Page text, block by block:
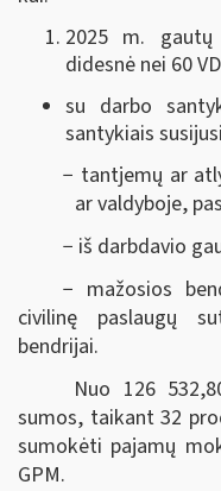
2025 m.
didesnė nei 60
su darbo
santykiais
− tantjemų ar
ar valdyboje,
− iš darbdavio
− mažosios
civilinę paslaugų
bendrijai.
Nuo 126
sumos, taikant 32
sumokėti pajamų
GPM.